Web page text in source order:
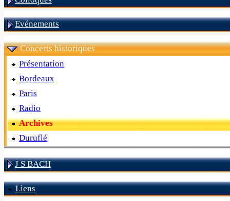
Evénements
Concerts historiques
Présentation
Bordeaux
Paris
Radio
Archives
Duruflé
J S BACH
Liens